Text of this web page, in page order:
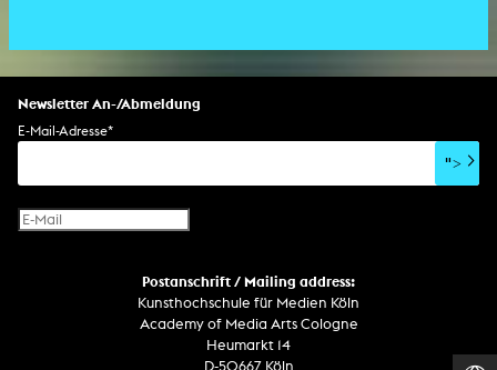
Newsletter An-/Abmeldung
E-Mail-Adresse*
">
Postanschrift / Mailing address:
Kunsthochschule für Medien Köln
Academy of Media Arts Cologne
Heumarkt 14
D-50667 Köln